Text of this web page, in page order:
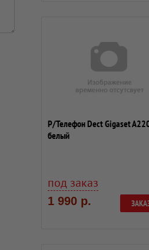
Р/Телефон Dect Gigaset
белый
под заказ
1 990 р.